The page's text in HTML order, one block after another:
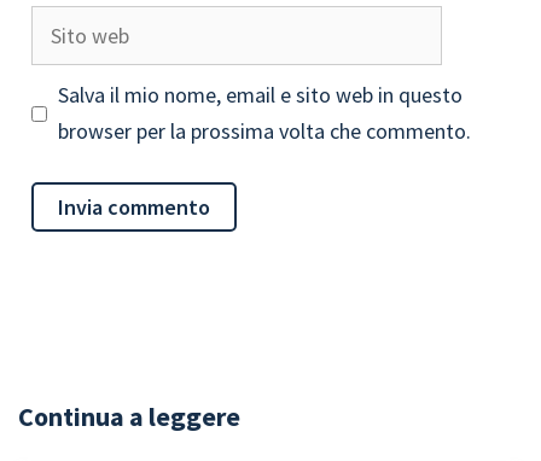
Sito
web
Salva il mio nome, email e sito web in questo
browser per la prossima volta che commento.
Continua a leggere